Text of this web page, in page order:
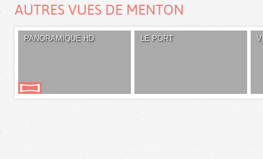
AUTRES VUES DE MENTON
PANORAMIQUE HD LE PORT